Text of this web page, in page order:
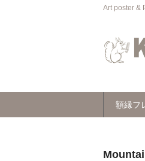
Art poster &
額縁フ